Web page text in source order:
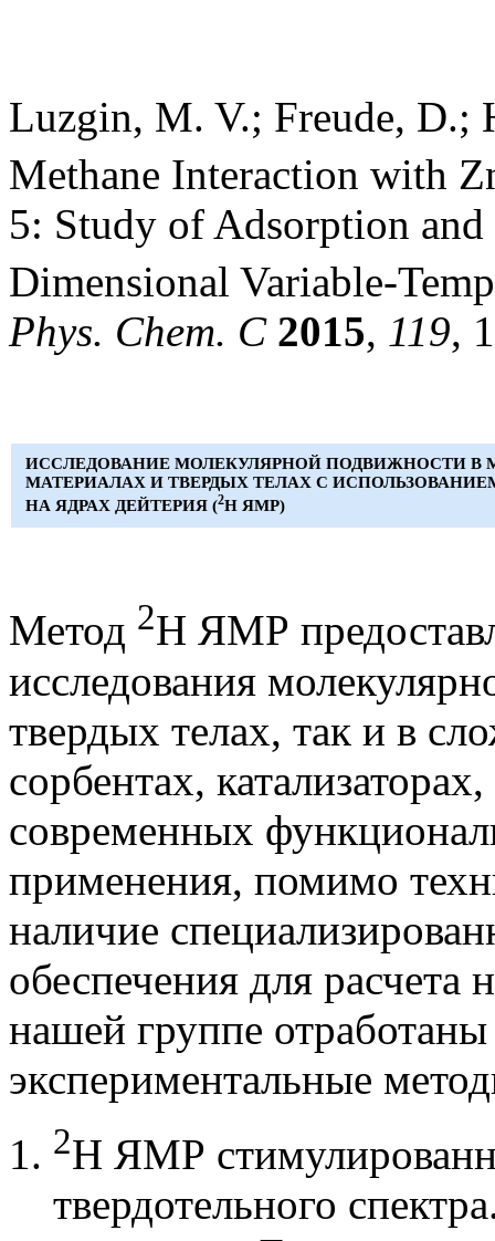
Luzgin, M. V.; Freude, D.;
Methane Interaction with
5: Study of Adsorption
Dimensional Variable-
Phys. Chem. C 2015, 119,
ИССЛЕДОВАНИЕ МОЛЕКУЛЯРНОЙ ПОДВИЖНОСТИ В
МАТЕРИАЛАХ И ТВЕРДЫХ ТЕЛАХ С
НА ЯДРАХ ДЕЙТЕРИЯ (2Н ЯМР)
Метод 2Н ЯМР
исследования
твердых телах, так и в
сорбентах,
современных
применения, помимо
наличие
обеспечения для
нашей группе
экспериментальные
2Н ЯМР
твердотельного